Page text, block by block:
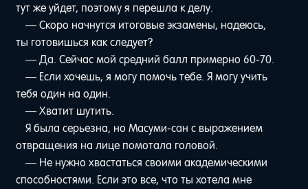
тут же уйдет, поэтому я перешла к делу.
— Скоро начнутся итоговые экзамены, надеюсь,
ты готовишься как следует?
— Да. Сейчас мой средний балл примерно 60-70.
— Если хочешь, я могу помочь тебе. Я могу учить
тебя один на один.
— Хватит шутить.
Я была серьезна, но Масуми-сан с выражением
отвращения на лице помотала головой.
— Не нужно хвастаться своими академическими
способностями. Если это все, что ты хотела мне